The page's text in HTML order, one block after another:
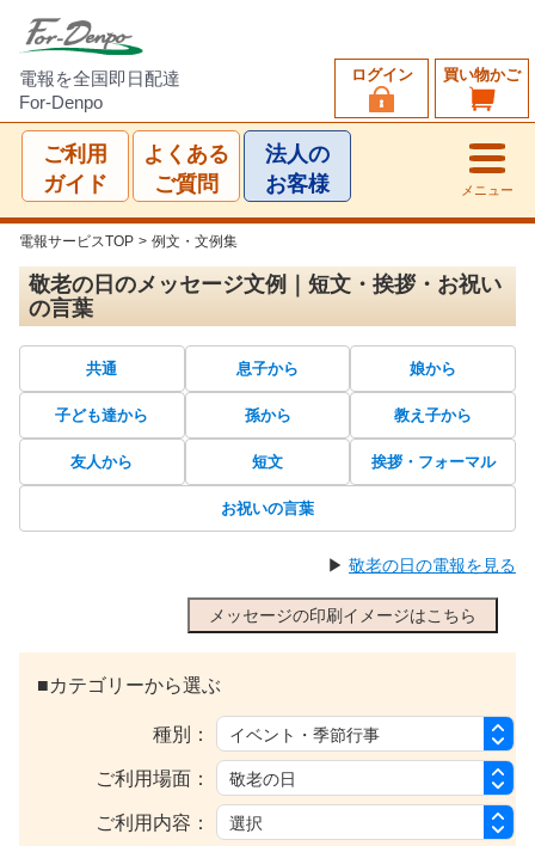
電報を全国即日配達
For-Denpo
買い物かご
ログイン
ご利用
ガイド
よくある
ご質問
法人の
お客様
メニュー
電報サービスTOP > 例文・文例集
敬老の日のメッセージ文例｜短文・挨拶・お祝い
の言葉
共通 息子から 娘から
子ども達から 孫から 教え子から
友人から 短文 挨拶・フォーマル
お祝いの言葉
▶ 敬老の日の電報を見る
メッセージの印刷イメージはこちら
■カテゴリーから選ぶ
種別：
ご利用場面：
ご利用内容：